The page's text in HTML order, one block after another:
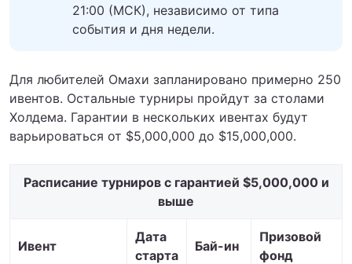
21:00 (МСК), независимо от типа
события и дня недели.
Для любителей Омахи запланировано примерно 250
ивентов. Остальные турниры пройдут за столами
Холдема. Гарантии в нескольких ивентах будут
варьироваться от $5,000,000 до $15,000,000.
Расписание турниров с гарантией $5,000,000 и
выше
Ивент
Дата
старта
Бай-ин
Призовой
фонд